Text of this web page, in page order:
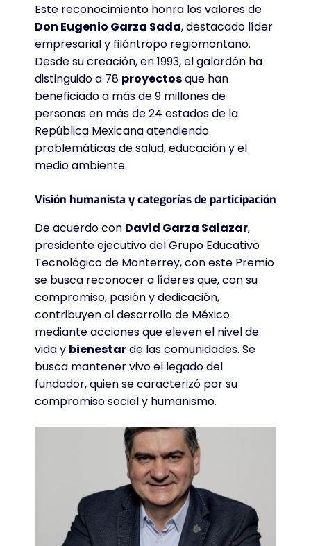
Este reconocimiento honra los valores de
Don Eugenio Garza Sada, destacado líder
empresarial y filántropo regiomontano.
Desde su creación, en 1993, el galardón ha
distinguido a 78 proyectosque han
beneficiado a más de 9 millones de
personas en más de 24 estados de la
República Mexicana atendiendo
problemáticas de salud, educación y el
medio ambiente.
Visión humanista y categorías de participación
De acuerdo con David Garza Salazar,
presidente ejecutivo del Grupo Educativo
Tecnológico de Monterrey, con este Premio
se busca reconocer a líderes que, con su
compromiso, pasión y dedicación,
contribuyen al desarrollo de México
mediante acciones que eleven el nivel de
vida y bienestarde las comunidades. Se
busca mantener vivo el legado del
fundador, quien se caracterizó por su
compromiso social y humanismo.